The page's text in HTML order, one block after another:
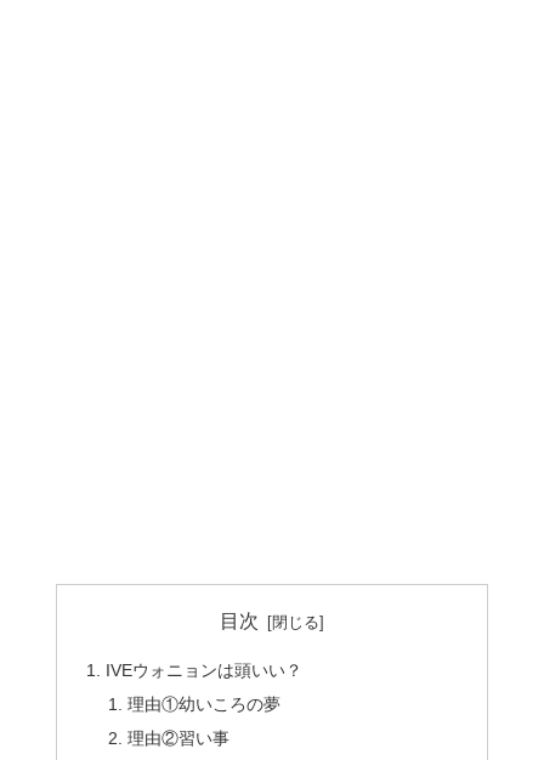
目次
IVEウォニョンは頭いい？
理由①幼いころの夢
理由②習い事